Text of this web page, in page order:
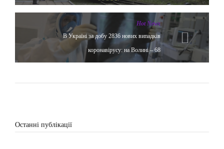
Hot News
В Україні за добу 2836 нових випадків
коронавірусу: на Волині – 68
Останні публікації